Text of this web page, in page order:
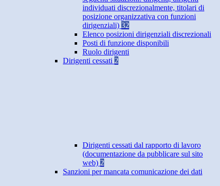
individuati discrezionalmente, titolari di
posizione organizzativa con funzioni
dirigenziali) 32
Elenco posizioni dirigenziali discrezionali
Posti di funzione disponibili
Ruolo dirigenti
Dirigenti cessati 2
Dirigenti cessati dal rapporto di lavoro
(documentazione da pubblicare sul sito
web) 2
Sanzioni per mancata comunicazione dei dati